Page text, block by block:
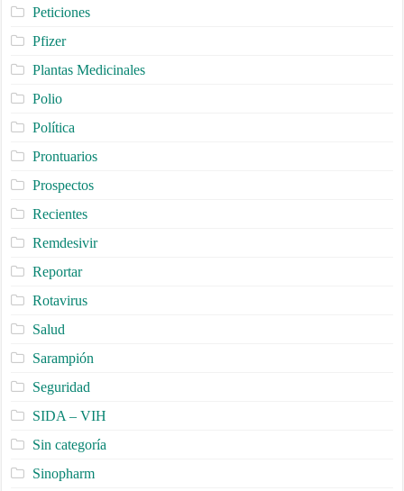
Peticiones
Pfizer
Plantas Medicinales
Polio
Política
Prontuarios
Prospectos
Recientes
Remdesivir
Reportar
Rotavirus
Salud
Sarampión
Seguridad
SIDA – VIH
Sin categoría
Sinopharm